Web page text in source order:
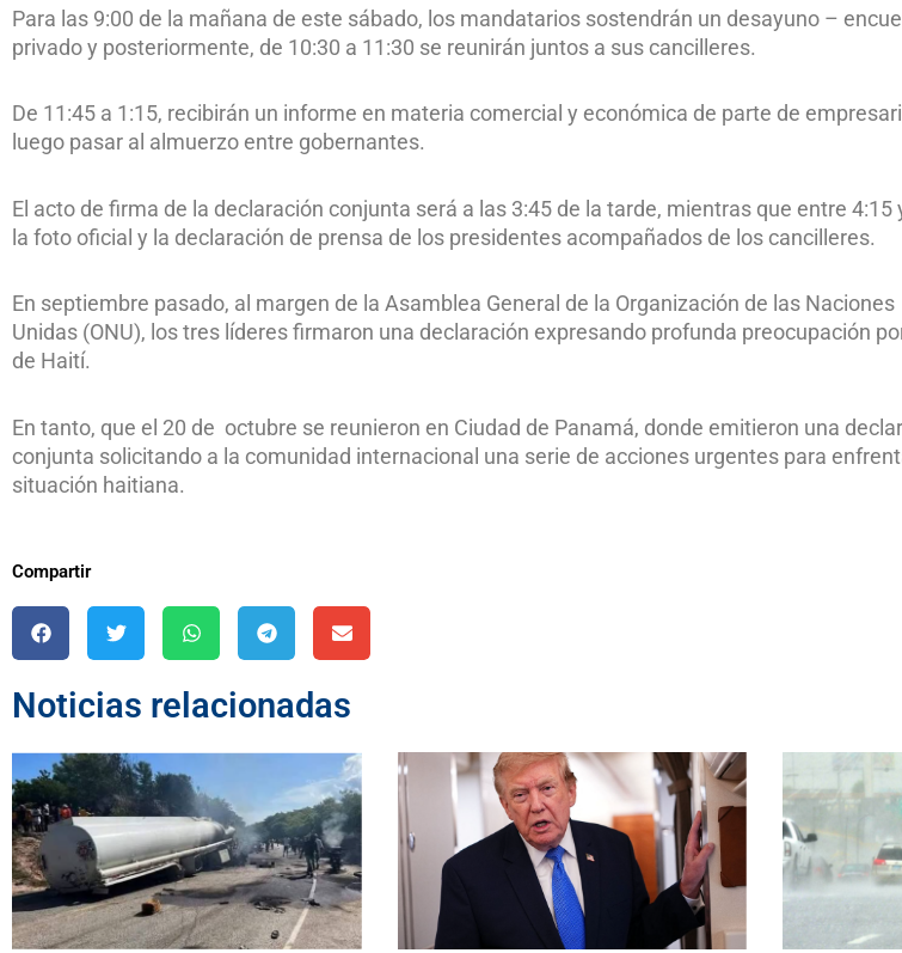
Para las 9:00 de la mañana de este sábado, los mandatarios sostendrán un desayuno –
privado y posteriormente, de 10:30 a 11:30 se reunirán juntos a sus cancilleres.
De 11:45 a 1:15, recibirán un informe en materia comercial y económica de parte de
luego pasar al almuerzo entre gobernantes.
El acto de firma de la declaración conjunta será a las 3:45 de la tarde, mientras que entre 4:15
la foto oficial y la declaración de prensa de los presidentes acompañados de los cancilleres.
En septiembre pasado, al margen de la Asamblea General de la Organización de las Naciones
Unidas (ONU), los tres líderes firmaron una declaración expresando profunda preocupación
de Haití.
En tanto, que el 20 de octubre se reunieron en Ciudad de Panamá, donde emitieron una
conjunta solicitando a la comunidad internacional una serie de acciones urgentes para
situación haitiana.
Compartir
Noticias relacionadas